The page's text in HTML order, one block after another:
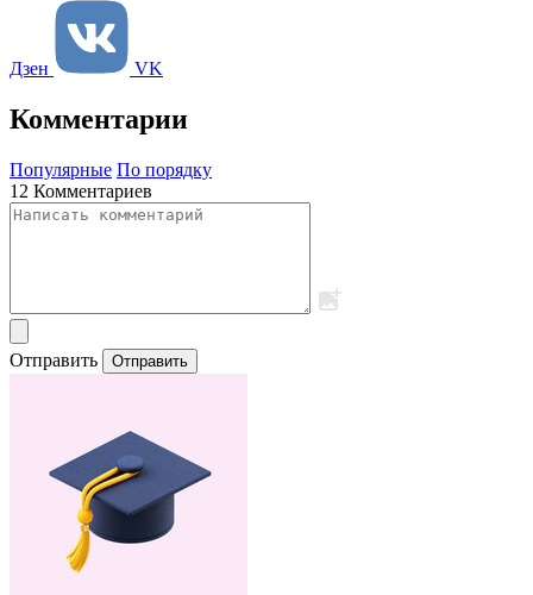
Дзен VK
Комментарии
Популярные По порядку
12 Комментариев
Отправить Отправить